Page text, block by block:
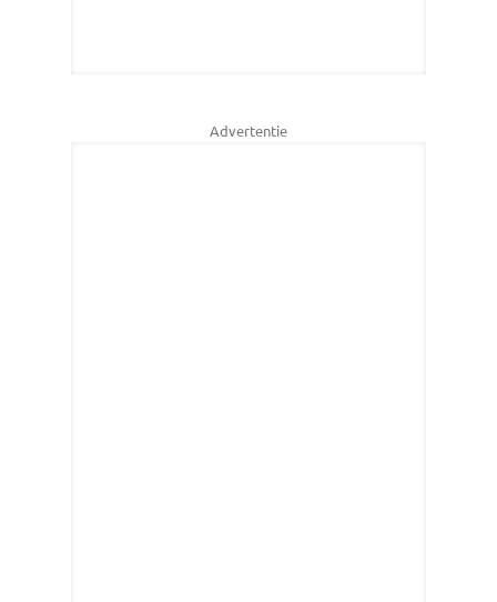
Advertentie